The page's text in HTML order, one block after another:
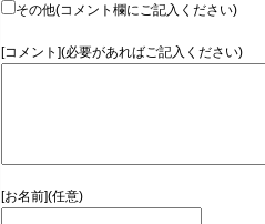
その他(コメント欄にご記入ください)
[コメント](必要があればご記入ください)
[お名前](任意)